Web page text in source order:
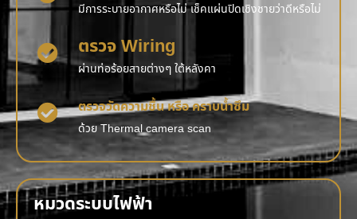
มีการระบายอากาศหรือไม่ เช็คแผ่นปิดเชิงชายว่าดีหรือไม่
ตรวจ Wiring
ผ่านท่อร้อยสายต่างๆ ใต้หลังคา
ตรวจวัดความชื้น หรือ คราบน้ำซึม
ด้วย Thermal camera scan
หมวดระบบไฟฟ้า